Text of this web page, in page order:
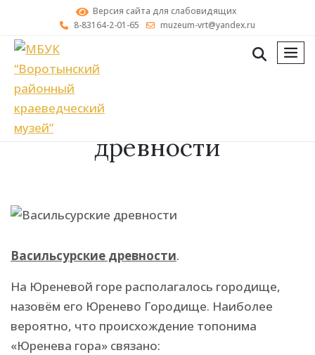
Версия сайта для слабовидящих
8-83164-2-01-65
muzeum-vrt@yandex.ru
Васильсурские
древности
Васильсурские древности.
На Юреневой горе располагалось городище,
назовём его Юренево Городище. Наиболее
вероятно, что происхождение топонима
«Юренева гора» связано: